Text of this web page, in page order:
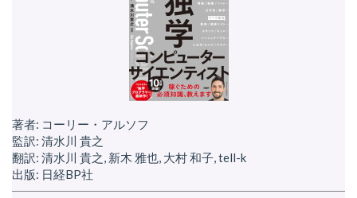
著者: コーリー・アルソフ
監訳: 清水川 貴之
翻訳: 清水川 貴之, 新木 雅也, 大村 和子, tell-k
出版: 日経BP社